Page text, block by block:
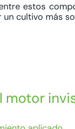
estos
cultivo más
motor